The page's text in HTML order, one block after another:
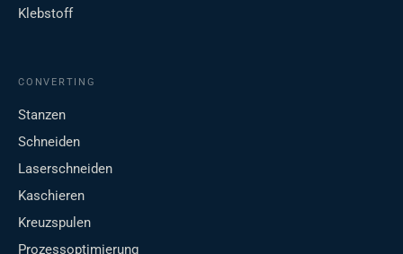
Klebstoff
CONVERTING
Stanzen
Schneiden
Laserschneiden
Kaschieren
Kreuzspulen
Prozessoptimierung